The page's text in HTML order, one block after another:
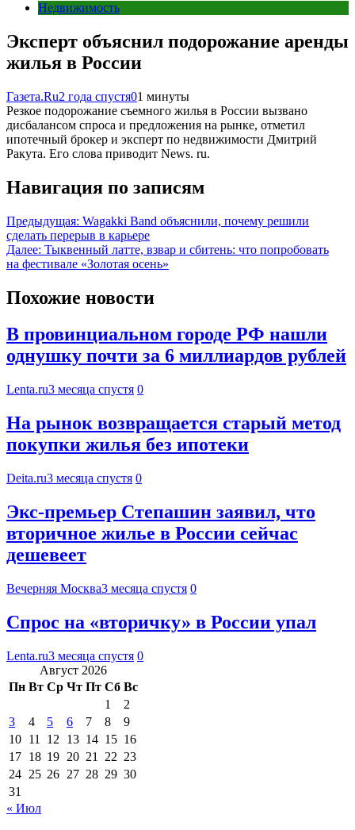
Недвижимость
Эксперт объяснил подорожание аренды
жилья в России
Газета.Ru2 года спустя01 минуты
Резкое подорожание съемного жилья в России вызвано
дисбалансом спроса и предложения на рынке, отметил
ипотечный брокер и эксперт по недвижимости Дмитрий
Ракута. Его слова приводит News. ru.
Навигация по записям
Предыдущая: Wagakki Band объяснили, почему решили
сделать перерыв в карьере
Далее: Тыквенный латте, взвар и сбитень: что попробовать
на фестивале «Золотая осень»
Похожие новости
В провинциальном городе РФ нашли
однушку почти за 6 миллиардов рублей
Lenta.ru3 месяца спустя 0
На рынок возвращается старый метод
покупки жилья без ипотеки
Deita.ru3 месяца спустя 0
Экс-премьер Степашин заявил, что
вторичное жилье в России сейчас
дешевеет
Вечерняя Москва3 месяца спустя 0
Спрос на «вторичку» в России упал
Lenta.ru3 месяца спустя 0
Август 2026
Пн Вт Ср Чт Пт Сб Вс
1
2
3
4 5 6 7 8
9
10 11 12 13 14 15 16
17 18 19 20 21 22 23
24 25 26 27 28 29 30
31
« Июл